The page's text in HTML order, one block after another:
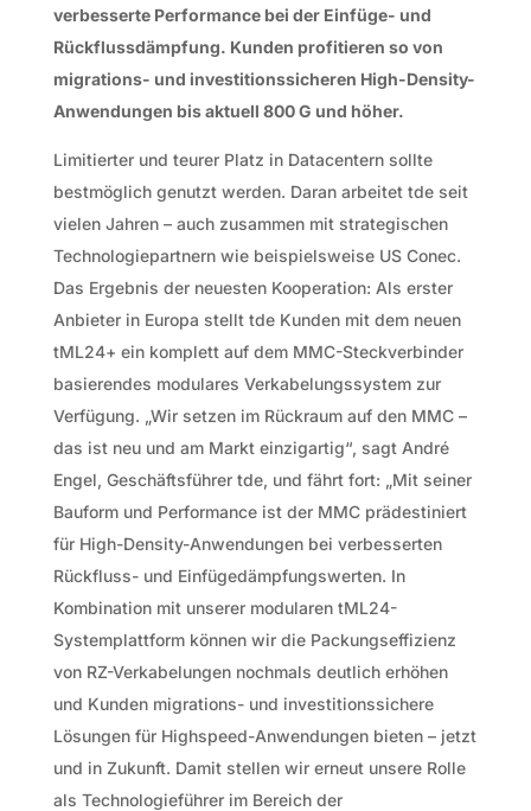
verbesserte Performance bei der Einfüge- und
Rückflussdämpfung. Kunden profitieren so von
migrations- und investitionssicheren High-Density-
Anwendungen bis aktuell 800 G und höher.
Limitierter und teurer Platz in Datacentern sollte
bestmöglich genutzt werden. Daran arbeitet tde seit
vielen Jahren – auch zusammen mit strategischen
Technologiepartnern wie beispielsweise US Conec.
Das Ergebnis der neuesten Kooperation: Als erster
Anbieter in Europa stellt tde Kunden mit dem neuen
tML24+ ein komplett auf dem MMC-Steckverbinder
basierendes modulares Verkabelungssystem zur
Verfügung. „Wir setzen im Rückraum auf den MMC –
das ist neu und am Markt einzigartig“, sagt André
Engel, Geschäftsführer tde, und fährt fort: „Mit seiner
Bauform und Performance ist der MMC prädestiniert
für High-Density-Anwendungen bei verbesserten
Rückfluss- und Einfügedämpfungswerten. In
Kombination mit unserer modularen tML24-
Systemplattform können wir die Packungseffizienz
von RZ-Verkabelungen nochmals deutlich erhöhen
und Kunden migrations- und investitionssichere
Lösungen für Highspeed-Anwendungen bieten – jetzt
und in Zukunft. Damit stellen wir erneut unsere Rolle
als Technologieführer im Bereich der